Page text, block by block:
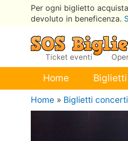
Per ogni biglietto
devoluto in beneficenza.
Ticket eventi
Home
Home » Biglietti concerti